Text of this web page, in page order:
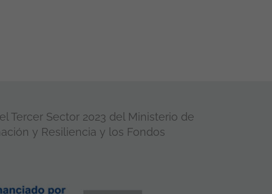
Tercer Sector 2023 del Ministerio de
y Resiliencia y los Fondos